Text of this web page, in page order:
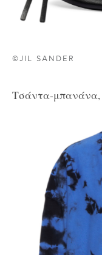
©JIL SANDER
Τσάντα-μπανάνα,